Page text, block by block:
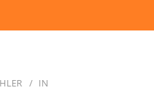
IN